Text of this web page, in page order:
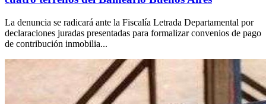
La denuncia se radicará ante la Fiscalía Letrada Departamental por
declaraciones juradas presentadas para formalizar convenios de pago
de contribución inmobilia...